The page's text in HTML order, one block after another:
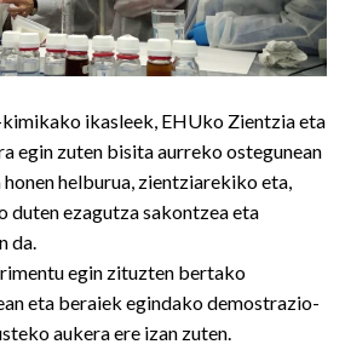
ikasleek, EHUko Zientzia eta
egin zuten bisita aurreko ostegunean
helburua, zientziarekiko eta,
ezagutza sakontzea eta
da.
egin zituzten bertako
eta beraiek egindako demostrazio-
aukera ere izan zuten.